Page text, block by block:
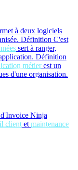
à deux logiciels
Définition C'est
sert à ranger,
Définition
métierest un
d'une organisation.
Ninja
client et maintenance